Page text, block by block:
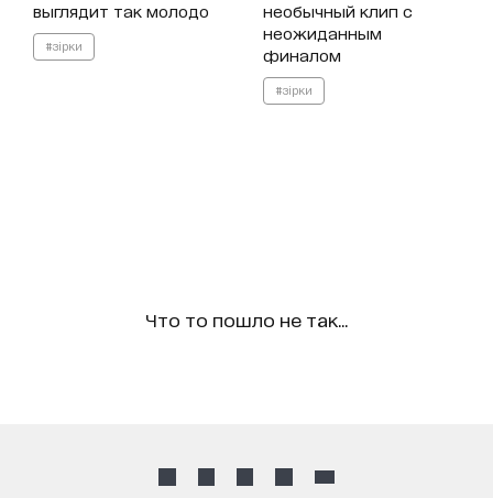
выглядит так молодо
#зірки
необычный клип с
неожиданным
финалом
#зірки
Что то пошло не так...